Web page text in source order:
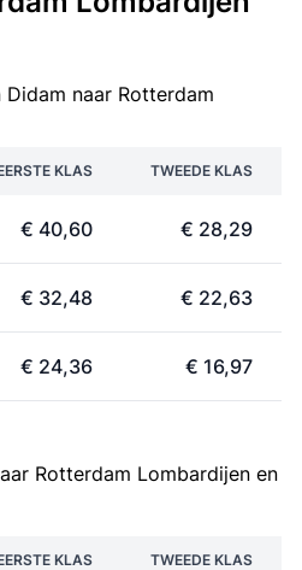
Didam naar Rotterdam
KLAS TWEEDE KLAS
€ 40,60 € 28,29
€ 32,48 € 22,63
€ 24,36 € 16,97
Rotterdam Lombardijen en
KLAS TWEEDE KLAS